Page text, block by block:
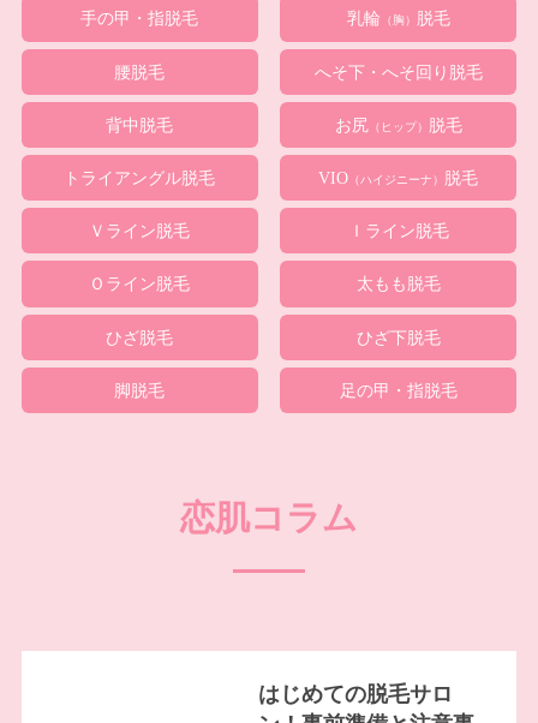
手の甲・指脱毛 乳輪 （胸） 脱毛
腰脱毛 へそ下・へそ回り脱毛
背中脱毛 お尻（ヒップ） 脱毛
トライアングル脱毛 VIO （ハイジニーナ） 脱毛
Ｖライン脱毛 Ｉライン脱毛
Ｏライン脱毛 太もも脱毛
ひざ脱毛 ひざ下脱毛
脚脱毛 足の甲・指脱毛
恋肌コラム
はじめての脱毛サロ